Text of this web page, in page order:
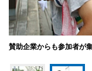
賛助企業からも参加者が